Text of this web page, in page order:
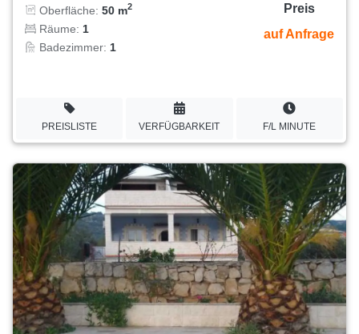
Oberfläche: 50 m2
Räume: 1
Badezimmer: 1
Preis
auf Anfrage
PREISLISTE VERFÜGBARKEIT F/L MINUTE